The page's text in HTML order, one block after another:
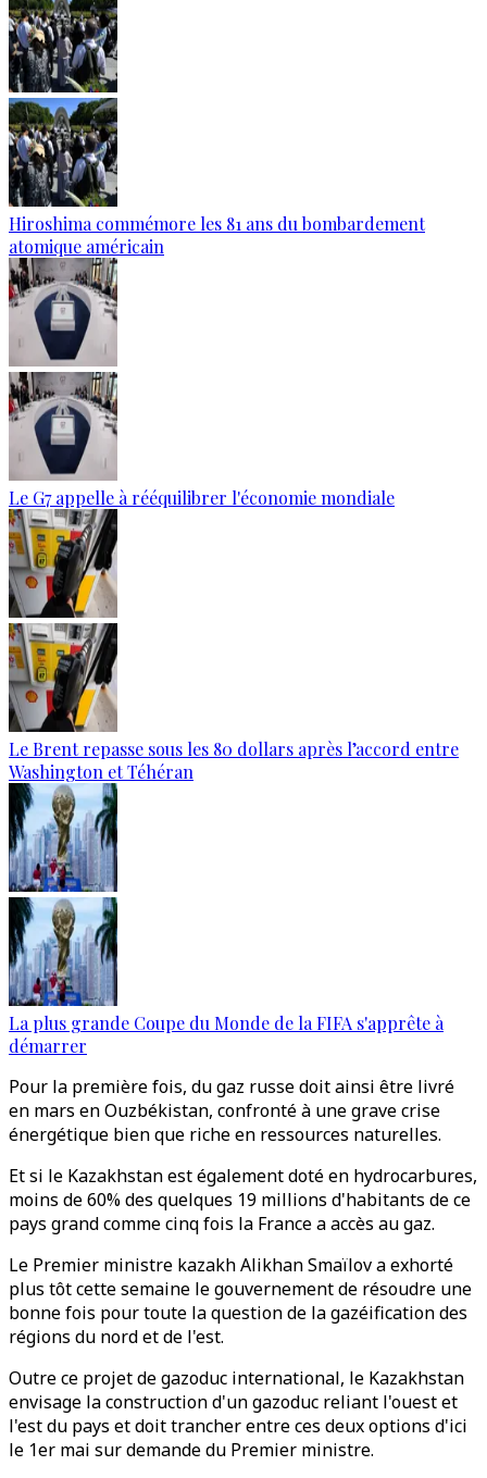
Hiroshima commémore les 81 ans du bombardement
atomique américain
Le G7 appelle à rééquilibrer l'économie mondiale
Le Brent repasse sous les 80 dollars après l’accord entre
Washington et Téhéran
La plus grande Coupe du Monde de la FIFA s'apprête à
démarrer
Pour la première fois, du gaz russe doit ainsi être livré
en mars en Ouzbékistan, confronté à une grave crise
énergétique bien que riche en ressources naturelles.
Et si le Kazakhstan est également doté en hydrocarbures,
moins de 60% des quelques 19 millions d'habitants de ce
pays grand comme cinq fois la France a accès au gaz.
Le Premier ministre kazakh Alikhan Smaïlov a exhorté
plus tôt cette semaine le gouvernement de résoudre une
bonne fois pour toute la question de la gazéification des
régions du nord et de l'est.
Outre ce projet de gazoduc international, le Kazakhstan
envisage la construction d'un gazoduc reliant l'ouest et
l'est du pays et doit trancher entre ces deux options d'ici
le 1er mai sur demande du Premier ministre.